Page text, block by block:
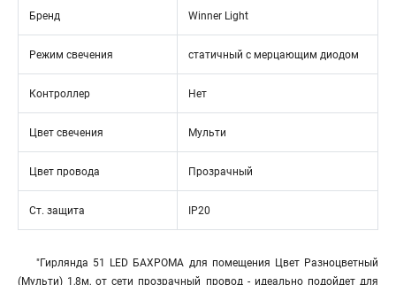
Бренд Winner Light
Режим свечения статичный с мерцающим диодом
Контроллер Нет
Цвет свечения Мульти
Цвет провода Прозрачный
Ст. защита IP20
"Гирлянда 51 LED БАХРОМА для помещения Цвет Разноцветный
(Мульти) 1,8м, от сети прозрачный провод - идеально подойдет для